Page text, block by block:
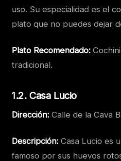
uso. Su especialidad es el
plato que no puedes dejar
Plato Recomendado:
tradicional.
1.2. Casa Lucio
Dirección: Calle de la Cava
Descripción: Casa Lucio es
famoso por sus huevos